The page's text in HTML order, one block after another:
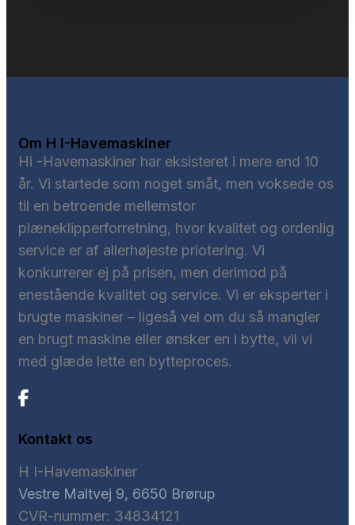
Om H I-Havemaskiner
Hi -Havemaskiner har eksisteret i mere end 10
år. Vi startede som noget småt, men voksede os
til en betroende mellemstor
plæneklipperforretning, hvor kvalitet og ordenlig
service er af allerhøjeste priotering. Vi
konkurrerer ej på prisen, men derimod på
enestående kvalitet og service. Vi er eksperter i
brugte maskiner – ligeså vel om du så mangler
en brugt maskine eller ønsker en i bytte, vil vi
med glæde lette en bytteproces.
Kontakt os
H I-Havemaskiner
Vestre Maltvej 9, 6650 Brørup
CVR-nummer: 34834121